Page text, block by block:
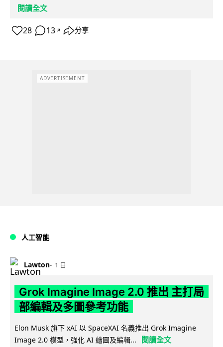
閱讀全文
28 13 ↗ 分享
ADVERTISEMENT
人工智能
Lawton 1 日
Grok Imagine Image 2.0 推出 主打局
部編輯及多圖參考功能
Elon Musk 旗下 xAI 以 SpaceXAI 名義推出 Grok Imagine
Image 2.0 模型，強化 AI 繪圖及編輯...
閱讀全文